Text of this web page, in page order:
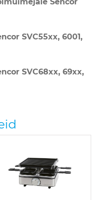
SVC55xx, 6001,
SVC68xx, 69xx,